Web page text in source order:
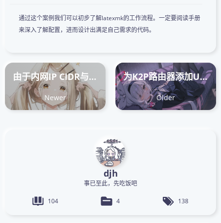
通过这个案例我们可以初步了解latexmk的工作流程。一定要阅读手册
来深入了解配置，进而设计出满足自己需求的代码。
由于内网IP CIDR与K3S集群预分配CIDR冲突，需要修改K3S集群的CIDR
Newer
为K2P路由器添加USB接口并用U盘作为根目录
Older
djh
事已至此，先吃饭吧
104 4 138